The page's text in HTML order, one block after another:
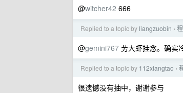
@witcher42 666
Replied to a topic by liangzuobin ›
@gemini767 劳大虾挂念。确实
Replied to a topic by 112xiangtao ›
很遗憾没有抽中，谢谢参与